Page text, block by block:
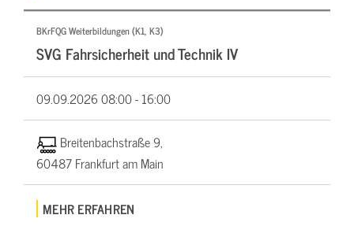
BKrFQG Weiterbildungen (K1, K3)
SVG Fahrsicherheit und Technik IV
09.09.202608:00 - 16:00
Breitenbachstraße 9,
60487 Frankfurt am Main
MEHR ERFAHREN